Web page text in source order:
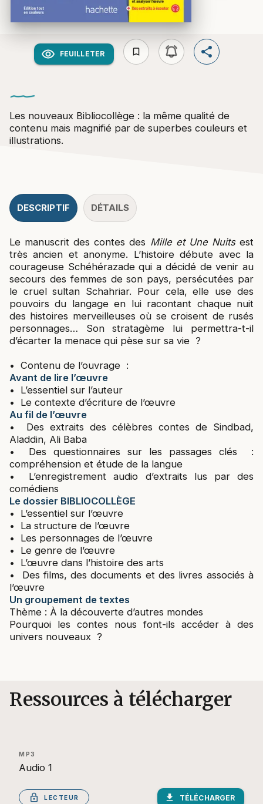
FEUILLETER bookmark_border
Les nouveaux Bibliocollège : la même qualité de
contenu mais magnifié par de superbes couleurs et
illustrations.
DESCRIPTIF DÉTAILS
Le manuscrit des contes des Mille et Une Nuitsest
très ancien et anonyme. L’histoire débute avec la
courageuse Schéhérazade qui a décidé de venir au
secours des femmes de son pays, persécutées par
le cruel sultan Schahriar. Pour cela, elle use des
pouvoirs du langage en lui racontant chaque nuit
des histoires merveilleuses où se croisent de rusés
personnages… Son stratagème lui permettra-t-il
d’écarter la menace qui pèse sur sa vie ?
• Contenu de l’ouvrage :
Avant de lire l’œuvre
• L’essentiel sur l’auteur
• Le contexte d’écriture de l’œuvre
Au fil de l’œuvre
• Des extraits des célèbres contes de Sindbad,
Aladdin, Ali Baba
• Des questionnaires sur les passages clés :
compréhension et étude de la langue
• L’enregistrement audio d’extraits lus par des
comédiens
Le dossier BIBLIOCOLLÈGE
• L’essentiel sur l’œuvre
• La structure de l’œuvre
• Les personnages de l’œuvre
• Le genre de l’œuvre
• L’œuvre dans l’histoire des arts
• Des films, des documents et des livres associés à
l’œuvre
Un groupement de textes
Thème : À la découverte d’autres mondes
Pourquoi les contes nous font-ils accéder à des
univers nouveaux ?
Ressources à télécharger
MP3
Audio 1
lock_outlinedLECTEUR download TÉLÉCHARGER